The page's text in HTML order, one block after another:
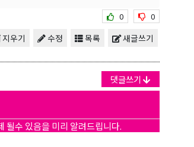
0 0
새글쓰기
목록
수정
지우기
댓글쓰기
될수 있음을 미리 알려드립니다.